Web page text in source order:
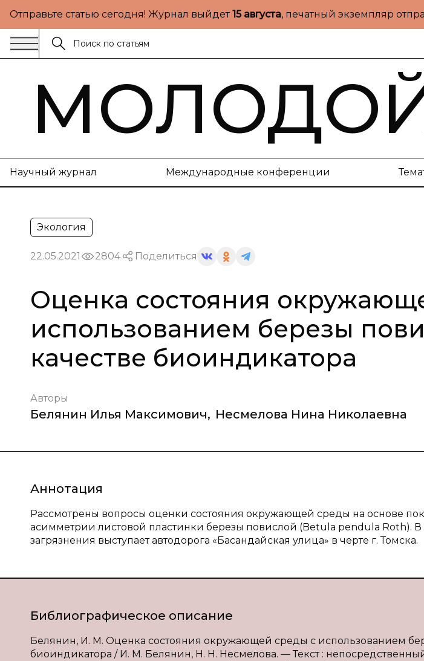
Отправьте статью сегодня! Журнал выйдет15 августа, печатный экземпляр
Научный журнал Международные конференции
Экология
22.05.2021 2804 Поделиться
Оценка состояния
использованием березы
качестве биоиндикатора
Авторы
Белянин Илья Максимович, Несмелова Нина Николаевна
Аннотация
Рассмотрены вопросы оценки состояния окружающей среды на основе
асимметрии листовой пластинки березы повислой (Betula pendula Roth). В
загрязнения выступает автодорога «Басандайская улица» в черте г. Томска.
Библиографическое описание
Белянин, И. М. Оценка состояния окружающей среды с использованием
биоиндикатора / И. М. Белянин, Н. Н. Несмелова. — Текст :